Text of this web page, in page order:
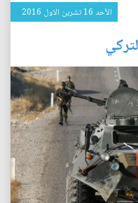
الأحد 16 تشرين الاول 2016